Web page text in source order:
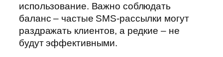
использование. Важно соблюдать
баланс – частые SMS-рассылки могут
раздражать клиентов, а редкие – не
будут эффективными.